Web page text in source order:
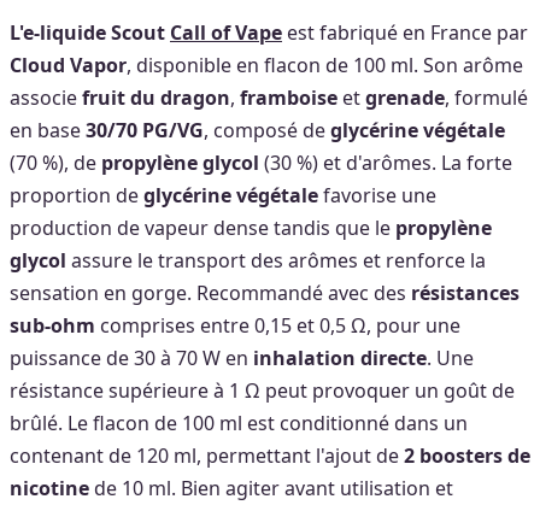
L'e-liquide Scout Call of Vape est fabriqué en France par
Cloud Vapor, disponible en flacon de 100 ml. Son arôme
associefruit du dragon, framboise etgrenade, formulé
en base30/70 PG/VG, composé deglycérine végétale
(70 %), de propylène glycol (30 %) et d'arômes. La forte
proportion deglycérine végétalefavorise une
production de vapeur dense tandis que le propylène
glycol assure le transport des arômes et renforce la
sensation en gorge. Recommandé avec des résistances
sub-ohm comprises entre 0,15 et 0,5 Ω, pour une
puissance de 30 à 70 W en inhalation directe. Une
résistance supérieure à 1 Ω peut provoquer un goût de
brûlé. Le flacon de 100 ml est conditionné dans un
contenant de 120 ml, permettant l'ajout de2 boosters de
nicotinede 10 ml. Bien agiter avant utilisation et